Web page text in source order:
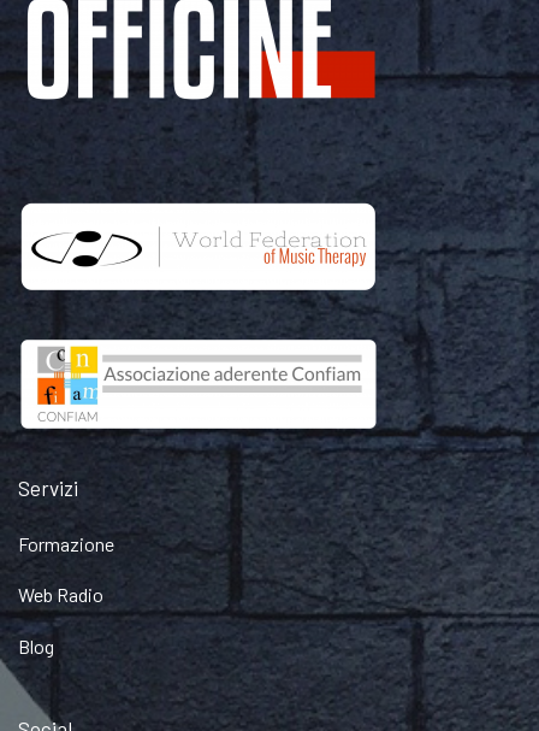
Servizi
Formazione
Web Radio
Blog